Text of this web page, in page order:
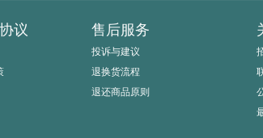
议 售后服务
投诉与建议
退换货流程
退还商品原则